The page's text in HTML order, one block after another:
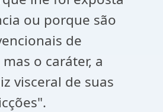
ou porque são
de
o caráter, a
visceral de suas